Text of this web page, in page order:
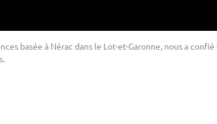
basée à Nérac dans le Lot-et-Garonne, nous a